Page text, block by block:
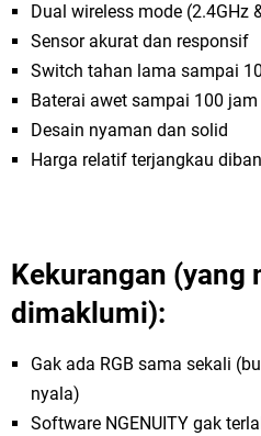
Dual wireless mode (2.4GHz
Sensor akurat dan responsif
Switch tahan lama sampai
Baterai awet sampai 100 jam
Desain nyaman dan solid
Harga relatif terjangkau
Kekurangan (yang
dimaklumi):
Gak ada RGB sama sekali
nyala)
Software NGENUITY gak